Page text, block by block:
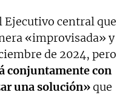
Ejecutivo central que
«improvisada» y
de 2024, pero
conjuntamente con
una solución»que